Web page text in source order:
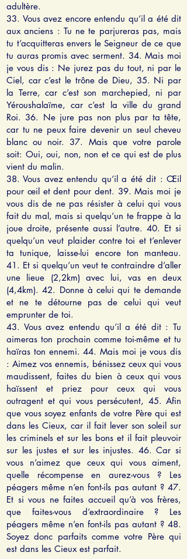
adultère.
33. Vous avez encore entendu qu’il a été dit
aux anciens : Tu ne te parjureras pas, mais
tu t’acquitteras envers le Seigneur de ce que
tu auras promis avec serment. 34. Mais moi
je vous dis : Ne jurez pas du tout, ni par le
Ciel, car c’est le trône de Dieu, 35. Ni par
la Terre, car c’est son marchepied, ni par
Yéroushalaïme, car c’est la ville du grand
Roi. 36. Ne jure pas non plus par ta tête,
car tu ne peux faire devenir un seul cheveu
blanc ou noir. 37. Mais que votre parole
soit: Oui, oui, non, non et ce qui est de plus
vient du malin.
38. Vous avez entendu qu’il a été dit : Œil
pour œil et dent pour dent. 39. Mais moi je
vous dis de ne pas résister à celui qui vous
fait du mal, mais si quelqu’un te frappe à la
joue droite, présente aussi l’autre. 40. Et si
quelqu’un veut plaider contre toi et t’enlever
ta tunique, laisse-lui encore ton manteau.
41. Et si quelqu’un veut te contraindre d’aller
une lieue (2,2km) avec lui, vas en deux
(4,4km). 42. Donne à celui qui te demande
et ne te détourne pas de celui qui veut
emprunter de toi.
43. Vous avez entendu qu’il a été dit : Tu
aimeras ton prochain comme toi-même et tu
haïras ton ennemi. 44. Mais moi je vous dis
: Aimez vos ennemis, bénissez ceux qui vous
maudissent, faites du bien à ceux qui vous
haïssent et priez pour ceux qui vous
outragent et qui vous persécutent, 45. Afin
que vous soyez enfants de votre Père qui est
dans les Cieux, car il fait lever son soleil sur
les criminels et sur les bons et il fait pleuvoir
sur les justes et sur les injustes. 46. Car si
vous n’aimez que ceux qui vous aiment,
quelle récompense en aurez-vous ? Les
péagers même n’en font-ils pas autant ? 47.
Et si vous ne faites accueil qu’à vos frères,
que faites-vous d’extraordinaire ? Les
péagers même n’en font-ils pas autant ? 48.
Soyez donc parfaits comme votre Père qui
est dans les Cieux est parfait.